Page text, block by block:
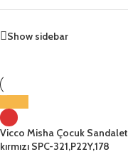
Show sidebar
Vicco Misha Çocuk Sandalet
kırmızı SPC-321,P22Y,178